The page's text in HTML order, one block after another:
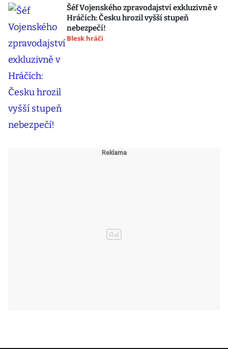
Šéf Vojenského zpravodajství exkluzivně v
Hráčích: Česku hrozil vyšší stupeň
nebezpečí!
Blesk hráči